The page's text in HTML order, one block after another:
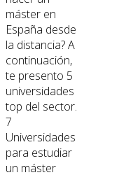
máster en
España desde
la distancia? A
continuación,
te presento 5
universidades
top del sector.
7
Universidades
para estudiar
un máster